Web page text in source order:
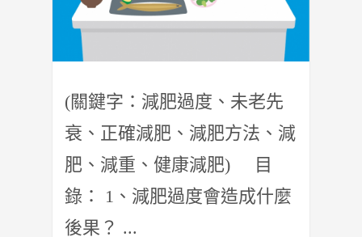
(關鍵字：減肥過度、未老先
衰、正確減肥、減肥方法、減
肥、減重、健康減肥) 目
錄： 1、減肥過度會造成什麼
後果？ ...